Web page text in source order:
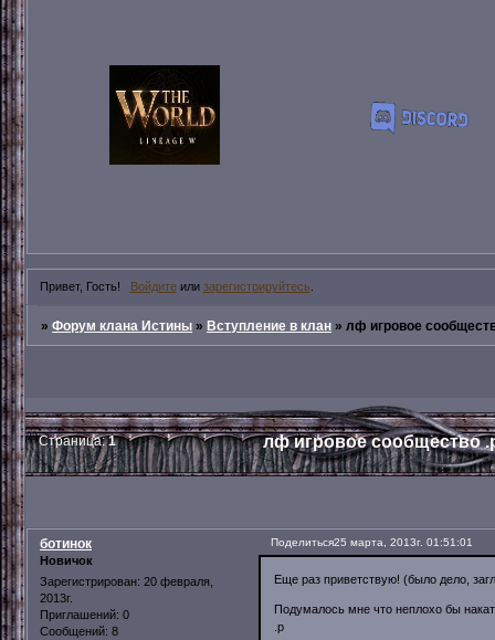
Привет, Гость! Войдитеили зарегистрируйтесь
»Форум клана Истины »Вступление в клан »лф игровое
лф игровое сообщество
Страница:1
Поделиться25 марта, 2013г. 01:51:01
ботинок
Новичок
Зарегистрирован: 20 февраля,
2013г.
Приглашений: 0
Сообщений: 8
Еще раз приветствую! (было дело,
Подумалось мне что неплохо бы
.p